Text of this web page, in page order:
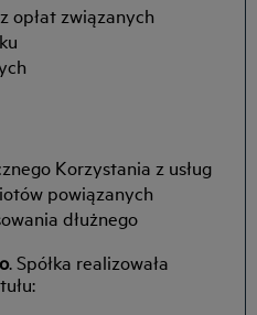
opłat związanych
Korzystania z usług
powiązanych
dłużnego
. Spółka realizowała